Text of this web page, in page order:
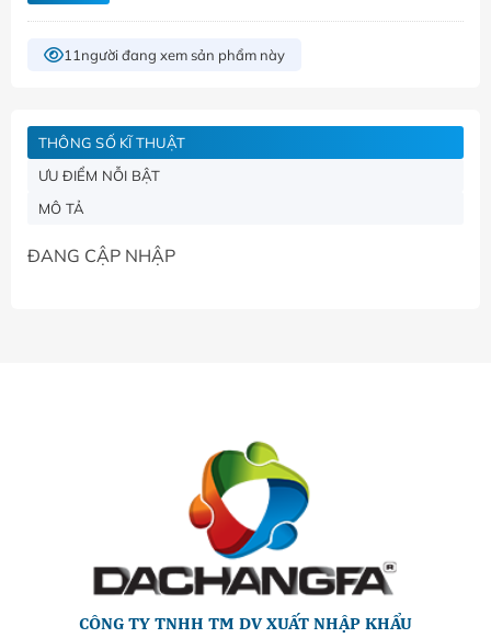
11 người đang xem sản phẩm này
THÔNG SỐ KĨ THUẬT
ƯU ĐIỂM NỖI BẬT
MÔ TẢ
ĐANG CẬP NHẬP
CÔNG TY TNHH TM DV XUẤT NHẬP KHẨU